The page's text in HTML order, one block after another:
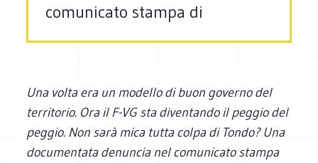
comunicato stampa di
Una volta era un modello di buon governo del
territorio. Ora il F-VG sta diventando il peggio del
peggio. Non sarà mica tutta colpa di Tondo? Una
documentata denuncia nel comunicato stampa